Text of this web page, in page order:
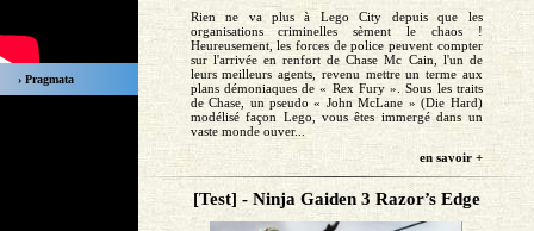
› Pragmata
Rien ne va plus à Lego City depuis que les
organisations criminelles sèment le chaos !
Heureusement, les forces de police peuvent compter
sur l'arrivée en renfort de Chase Mc Cain, l'un de
leurs meilleurs agents, revenu mettre un terme aux
plans démoniaques de « Rex Fury ». Sous les traits
de Chase, un pseudo « John McLane » (Die Hard)
modélisé façon Lego, vous êtes immergé dans un
vaste monde ouver...
en savoir +
[Test] - Ninja Gaiden 3 Razor’s Edge